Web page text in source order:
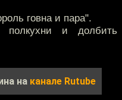
говна и пара".
полкухни и долбить
на канале Rutube